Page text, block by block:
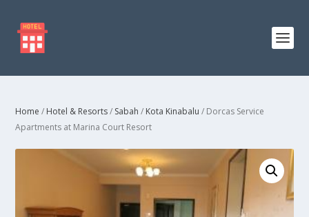
Home / Hotel & Resorts/ Sabah / Kota Kinabalu / Dorcas Service
Apartments at Marina Court Resort